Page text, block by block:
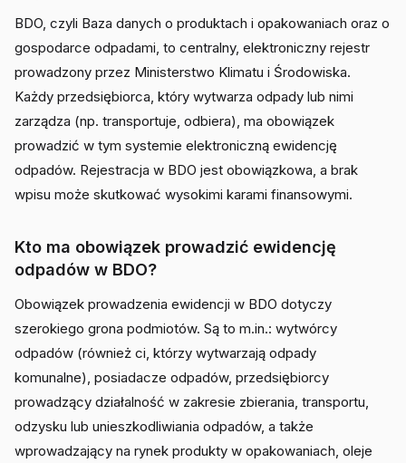
BDO, czyli Baza danych o produktach i opakowaniach oraz o
gospodarce odpadami, to centralny, elektroniczny rejestr
prowadzony przez Ministerstwo Klimatu i Środowiska.
Każdy przedsiębiorca, który wytwarza odpady lub nimi
zarządza (np. transportuje, odbiera), ma obowiązek
prowadzić w tym systemie elektroniczną ewidencję
odpadów. Rejestracja w BDO jest obowiązkowa, a brak
wpisu może skutkować wysokimi karami finansowymi.
Kto ma obowiązek prowadzić ewidencję
odpadów w BDO?
Obowiązek prowadzenia ewidencji w BDO dotyczy
szerokiego grona podmiotów. Są to m.in.: wytwórcy
odpadów (również ci, którzy wytwarzają odpady
komunalne), posiadacze odpadów, przedsiębiorcy
prowadzący działalność w zakresie zbierania, transportu,
odzysku lub unieszkodliwiania odpadów, a także
wprowadzający na rynek produkty w opakowaniach, oleje